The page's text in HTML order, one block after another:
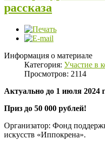
рассказа
Информация о материале
Категория: Участие в
Просмотров: 2114
Актуально до 1 июля 2024
Приз до 50 000 рублей!
Организатор: Фонд
искусств «Иппокрена».